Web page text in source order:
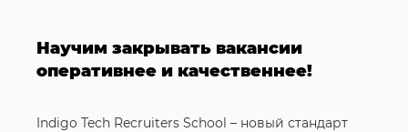
Научим закрывать вакансии
оперативнее и качественнее!
Indigo Tech Recruiters School – новый стандарт